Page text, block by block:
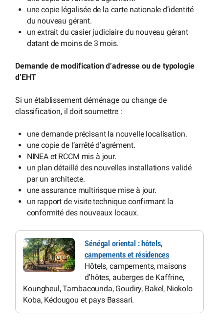
une copie légalisée de la carte nationale d’identité
du nouveau gérant.
un extrait du casier judiciaire du nouveau gérant
datant de moins de 3 mois.
Demande de modification d’adresse ou de typologie
d’EHT
Si un établissement déménage ou change de
classification, il doit soumettre :
une demande précisant la nouvelle localisation.
une copie de l’arrêté d’agrément.
NINEA et RCCM mis à jour.
un plan détaillé des nouvelles installations validé
par un architecte.
une assurance multirisque mise à jour.
un rapport de visite technique confirmant la
conformité des nouveaux locaux.
Sénégal oriental : hôtels,
campements et résidences
Hôtels, campements, maisons
d'hôtes, auberges de Kaffrine,
Koungheul, Tambacounda, Goudiry, Bakel, Niokolo
Koba, Kédougou et pays Bassari.